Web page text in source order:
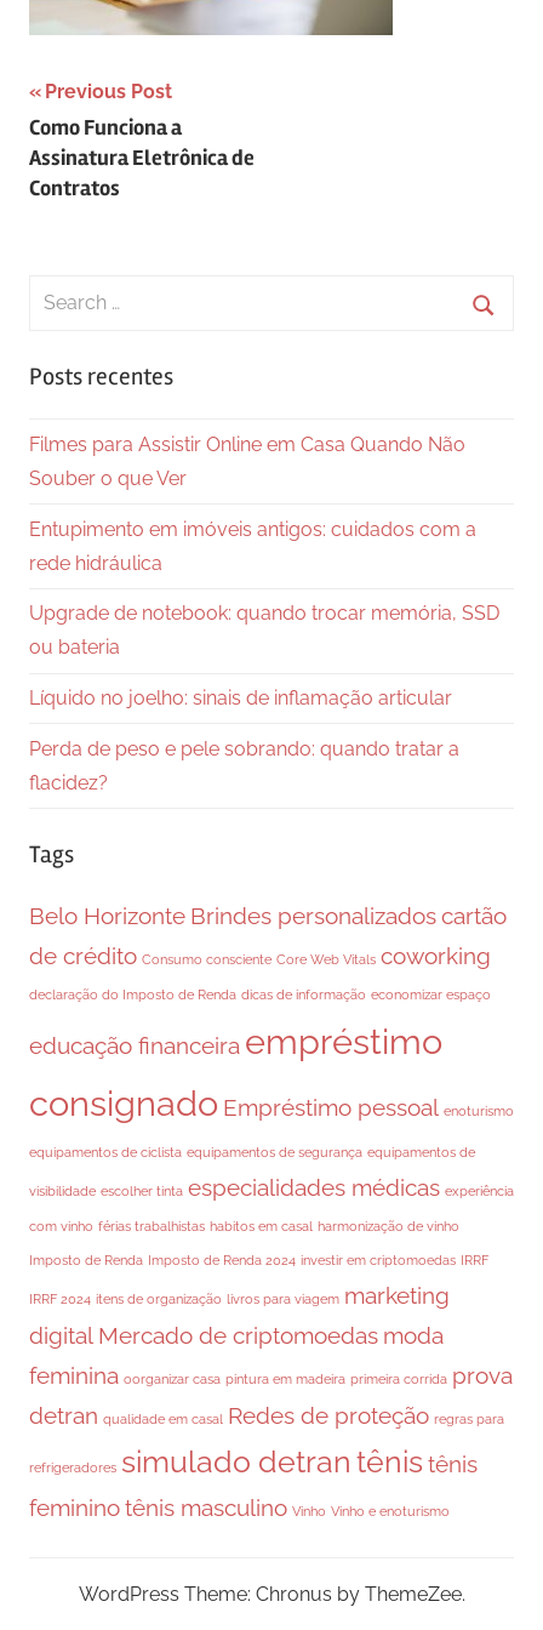
Navegação
de
Post
Previous Post
Como Funciona a
Assinatura Eletrônica de
Contratos
Search
Posts recentes
Filmes para Assistir Online em Casa Quando Não
Souber o que Ver
Entupimento em imóveis antigos: cuidados com a
rede hidráulica
Upgrade de notebook: quando trocar memória, SSD
ou bateria
Líquido no joelho: sinais de inflamação articular
Perda de peso e pele sobrando: quando tratar a
flacidez?
Tags
Belo Horizonte Brindes personalizadoscartão
de crédito Consumo consciente Core Web Vitals coworking
declaração do Imposto de Renda dicas de informação economizar espaço
educação financeira empréstimo
consignado Empréstimo pessoal enoturismo
equipamentos de ciclista equipamentos de segurança equipamentos de
visibilidade escolher tinta especialidades médicas experiência
com vinho férias trabalhistas habitos em casal harmonização de vinho
Imposto de Renda Imposto de Renda 2024 investir em criptomoedas IRRF
IRRF 2024 itens de organização livros para viagem marketing
digital Mercado de criptomoedas moda
feminina oorganizar casa pintura em madeira primeira corrida prova
detran qualidade em casal Redes de proteção regras para
refrigeradores simulado detran tênis tênis
femininotênis masculino Vinho Vinho e enoturismo
WordPress Theme: Chronus by ThemeZee.